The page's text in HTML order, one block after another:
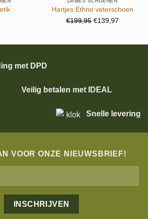
Hartjes Ethno veterschoen
€199,95 Oorspronkelijke
€139,97Huidige
met DPD
Veilig betalen met IDEAL
Snelle levering
VOOR ONZE NIEUWSBRIEF!